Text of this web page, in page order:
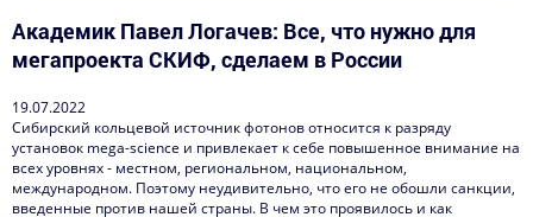
Научные установки
События
Новости
Наука в деталях
Видеоматериалы о нас
Академик Павел Логачев: Все, что нужно для
мегапроекта СКИФ, сделаем в России
19.07.2022
Сибирский кольцевой источник фотонов относится к разряду
установок mega-science и привлекает к себе повышенное внимание на
всех уровнях - местном, региональном, национальном,
международном. Поэтому неудивительно, что его не обошли санкции,
введенные против нашей страны. В чем это проявилось и как